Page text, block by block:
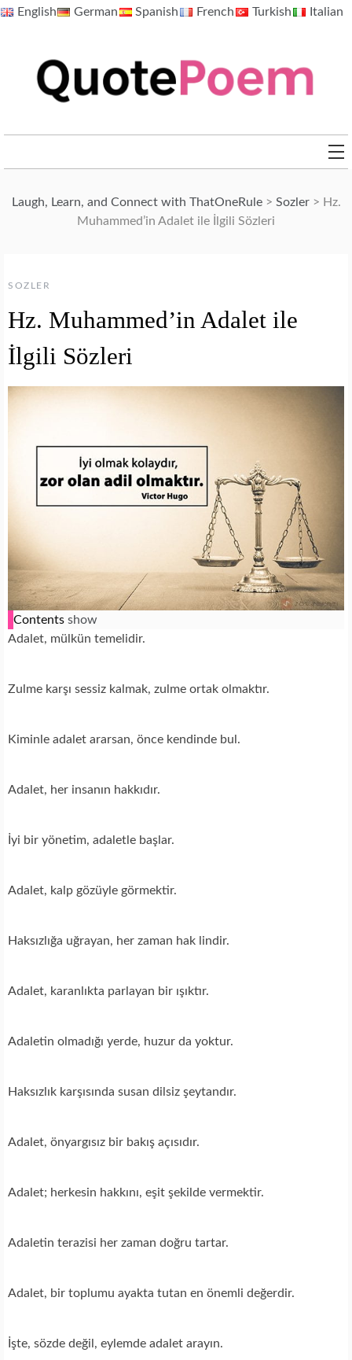
SkipEnglish German Spanish French Turkish Italian
Laugh, Learn, and Connect with ThatOneRule> Sozler> Hz.
Muhammed’in Adalet ile İlgili Sözleri
SOZLER
Hz. Muhammed’in Adalet ile
İlgili Sözleri
Contents show
Adalet, mülkün temelidir.
Zulme karşı sessiz kalmak, zulme ortak olmaktır.
Kiminle adalet ararsan, önce kendinde bul.
Adalet, her insanın hakkıdır.
İyi bir yönetim, adaletle başlar.
Adalet, kalp gözüyle görmektir.
Haksızlığa uğrayan, her zaman hak lindir.
Adalet, karanlıkta parlayan bir ışıktır.
Adaletin olmadığı yerde, huzur da yoktur.
Haksızlık karşısında susan dilsiz şeytandır.
Adalet, önyargısız bir bakış açısıdır.
Adalet; herkesin hakkını, eşit şekilde vermektir.
Adaletin terazisi her zaman doğru tartar.
Adalet, bir toplumu ayakta tutan en önemli değerdir.
İşte, sözde değil, eylemde adalet arayın.